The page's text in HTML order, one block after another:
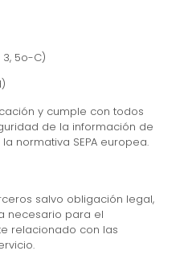
5o-C)
y cumple con todos
de la información de
normativa SEPA europea.
salvo obligación legal,
necesario para el
relacionado con las